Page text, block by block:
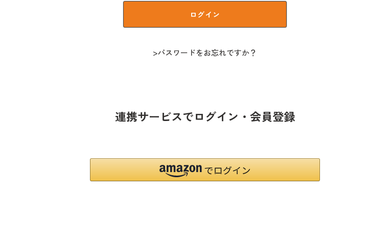
ログイン
パスワードをお忘れですか？
連携サービスでログイン・会員登録